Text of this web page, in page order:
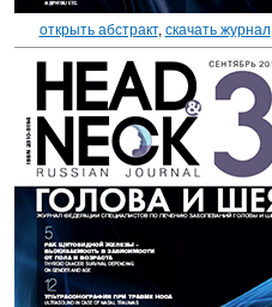
открыть абстракт, скачать журнал